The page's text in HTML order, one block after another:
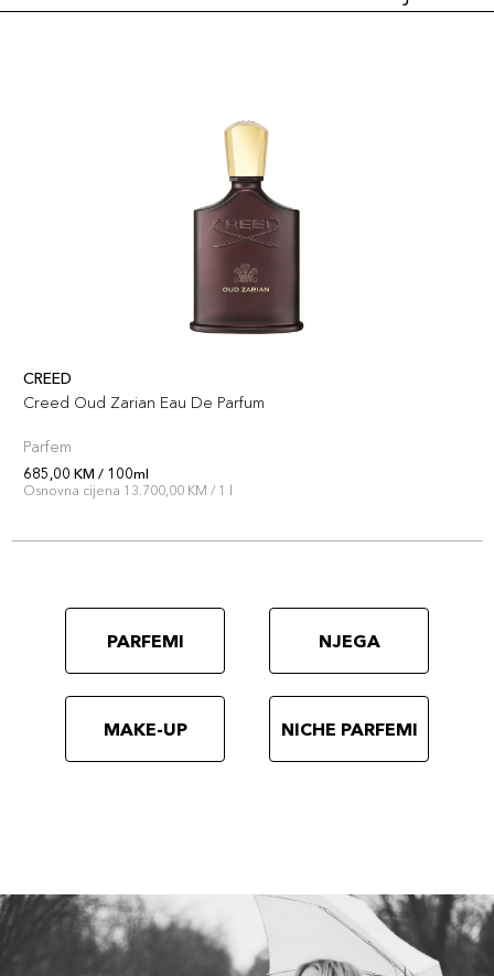
CREED
Creed Oud Zarian Eau De Parfum
Parfem
685,00 KM / 100ml
Osnovna cijena 13.700,00 KM / 1 l
PARFEMI NJEGA
MAKE-UP NICHE PARFEMI